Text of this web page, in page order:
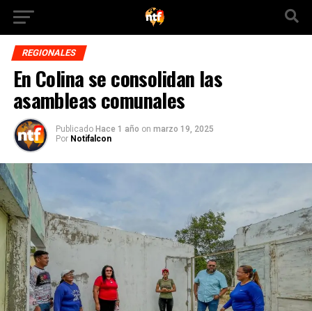
REGIONALES
En Colina se consolidan las
asambleas comunales
Publicado Hace 1 año on marzo 19, 2025
Por Notifalcon